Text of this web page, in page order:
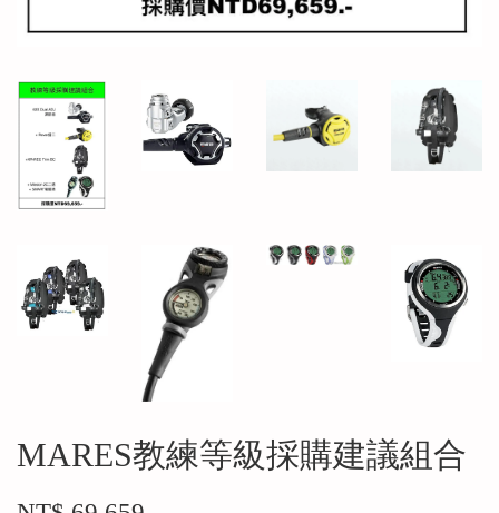
MARES教練等級採購建議組合